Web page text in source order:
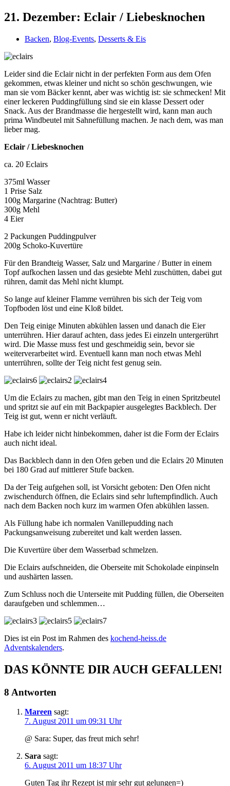
21. Dezember: Eclair / Liebesknochen
Backen, Blog-Events, Desserts & Eis
Leider sind die Eclair nicht in der perfekten Form aus dem Ofen
gekommen, etwas kleiner und nicht so schön geschwungen, wie
man sie vom Bäcker kennt, aber was wichtig ist: sie schmecken! Mit
einer leckeren Puddingfüllung sind sie ein klasse Dessert oder
Snack. Aus der Brandmasse die hergestellt wird, kann man auch
prima Windbeutel mit Sahnefüllung machen. Je nach dem, was man
lieber mag.
Eclair / Liebesknochen
ca. 20 Eclairs
375ml Wasser
1 Prise Salz
100g Margarine (Nachtrag: Butter)
300g Mehl
4 Eier
2 Packungen Puddingpulver
200g Schoko-Kuvertüre
Für den Brandteig Wasser, Salz und Margarine / Butter in einem
Topf aufkochen lassen und das gesiebte Mehl zuschütten, dabei gut
rühren, damit das Mehl nicht klumpt.
So lange auf kleiner Flamme verrühren bis sich der Teig vom
Topfboden löst und eine Kloß bildet.
Den Teig einige Minuten abkühlen lassen und danach die Eier
unterrühren. Hier darauf achten, dass jedes Ei einzeln untergerührt
wird. Die Masse muss fest und geschmeidig sein, bevor sie
weiterverarbeitet wird. Eventuell kann man noch etwas Mehl
unterrühren, sollte der Teig nicht fest genug sein.
Um die Eclairs zu machen, gibt man den Teig in einen Spritzbeutel
und spritzt sie auf ein mit Backpapier ausgelegtes Backblech. Der
Teig ist gut, wenn er nicht verläuft.
Habe ich leider nicht hinbekommen, daher ist die Form der Eclairs
auch nicht ideal.
Das Backblech dann in den Ofen geben und die Eclairs 20 Minuten
bei 180 Grad auf mittlerer Stufe backen.
Da der Teig aufgehen soll, ist Vorsicht geboten: Den Ofen nicht
zwischendurch öffnen, die Eclairs sind sehr luftempfindlich. Auch
nach dem Backen noch kurz im warmen Ofen abkühlen lassen.
Als Füllung habe ich normalen Vanillepudding nach
Packungsanweisung zubereitet und kalt werden lassen.
Die Kuvertüre über dem Wasserbad schmelzen.
Die Eclairs aufschneiden, die Oberseite mit Schokolade einpinseln
und aushärten lassen.
Zum Schluss noch die Unterseite mit Pudding füllen, die Oberseiten
daraufgeben und schlemmen…
Dies ist ein Post im Rahmen des kochend-heiss.de
Adventskalenders.
DAS KÖNNTE DIR AUCH GEFALLEN!
8 Antworten
Mareen sagt:
7. August 2011 um 09:31 Uhr
@ Sara: Super, das freut mich sehr!
Sara sagt:
6. August 2011 um 18:37 Uhr
Guten Tag ihr Rezept ist mir sehr gut gelungen=)